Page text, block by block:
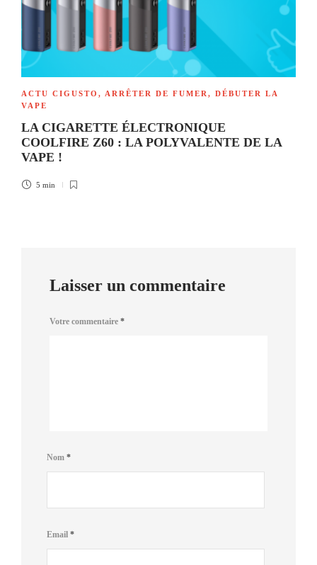
ACTU CIGUSTO , ARRÊTER DE FUMER , DÉBUTER LA
VAPE
LA CIGARETTE ÉLECTRONIQUE
COOLFIRE Z60 : LA POLYVALENTE DE LA
VAPE !
5 min
Laisser un commentaire
Votre commentaire *
Nom *
Email *